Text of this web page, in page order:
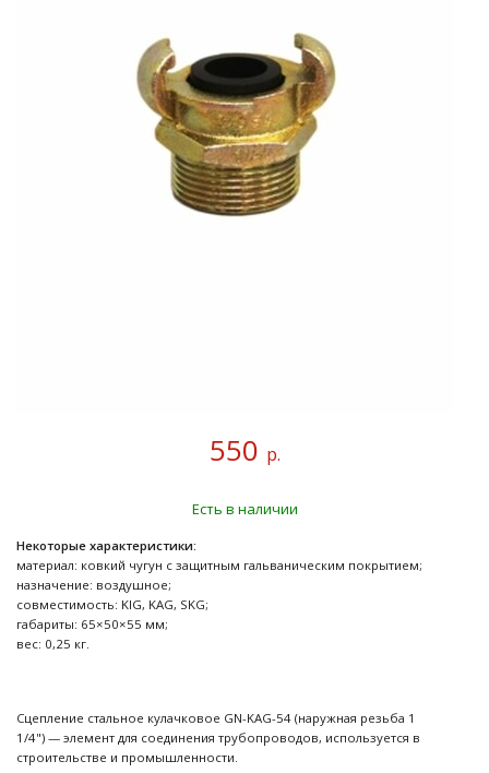
550 р.
Есть в наличии
Некоторые характеристики:
материал: ковкий чугун с защитным гальваническим покрытием;
назначение: воздушное;
совместимость: KIG, KAG, SKG;
габариты: 65×50×55 мм;
вес: 0,25 кг.
Сцепление стальное кулачковое GN-KAG-54 (наружная резьба 1
1/4") — элемент для соединения трубопроводов, используется в
строительстве и промышленности.